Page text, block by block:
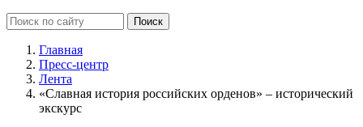
Главная
Пресс-центр
Лента
«Славная история российских орденов» – исторический
экскурс